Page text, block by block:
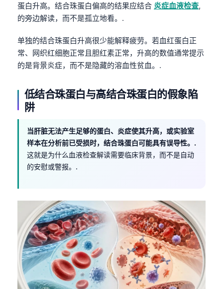
蛋白升高。结合珠蛋白偏高的结果应结合 炎症血液检查,
的旁边解读，而不是孤立地看。.
单独的结合珠蛋白升高很少能解释疲劳。若血红蛋白正
常、网织红细胞正常且胆红素正常，升高的数值通常提示
的是背景炎症，而不是隐藏的溶血性贫血。.
低结合珠蛋白与高结合珠蛋白的假象陷
阱
当肝脏无法产生足够的蛋白、炎症使其升高，或实验室
样本在分析前已受损时，结合珠蛋白可能具有误导性。.
这就是为什么血液检查解读需要临床背景，而不是自动
的安慰或警报。.
Català
Қазақ тілі
Suomi
Hrvatski
Slovenčina
كوردی‎
سنڌي
සිංහල
অসমীয়া
Македонски јазик
Euskara
Gàidhlig
Occitan
العربية المغربية
Afrikaans